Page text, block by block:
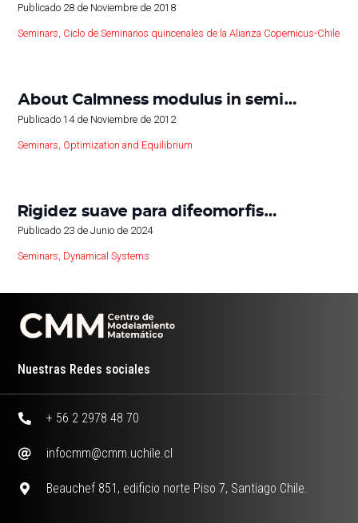
Publicado 28 de Noviembre de 2018
Seminars Ciclo de Seminarios quincenales de la Alianza Copernicus-Chile
About Calmness modulus in semi…
Publicado14 de Noviembre de 2012
Seminars Optimization and Equilibrium
Rigidez suave para difeomorfis…
Publicado 23 de Junio de 2024
Seminars, Dynamical Systems
Nuestras Redes sociales
+ 56 2 2978 48 70
infocmm@cmm.uchile.cl
Beauchef 851, edificio norte Piso 7, Santiago Chile.